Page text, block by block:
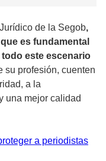
de la Segob,
es fundamental
este escenario
su profesión, cuenten
a la
una mejor calidad
a periodistas